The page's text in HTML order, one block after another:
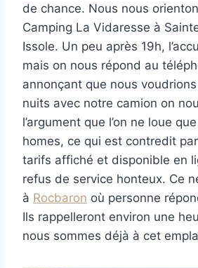
de chance. Nous nous
Camping La Vidaresse à
Issole. Un peu après 19h,
mais on nous répond au
annonçant que nous
nuits avec notre camion on
l’argument que l’on ne loue
homes, ce qui est contredit
tarifs affiché et disponible en
refus de service honteux. Ce
à Rocbaron où personne
Ils rappelleront environ une
nous sommes déjà à cet